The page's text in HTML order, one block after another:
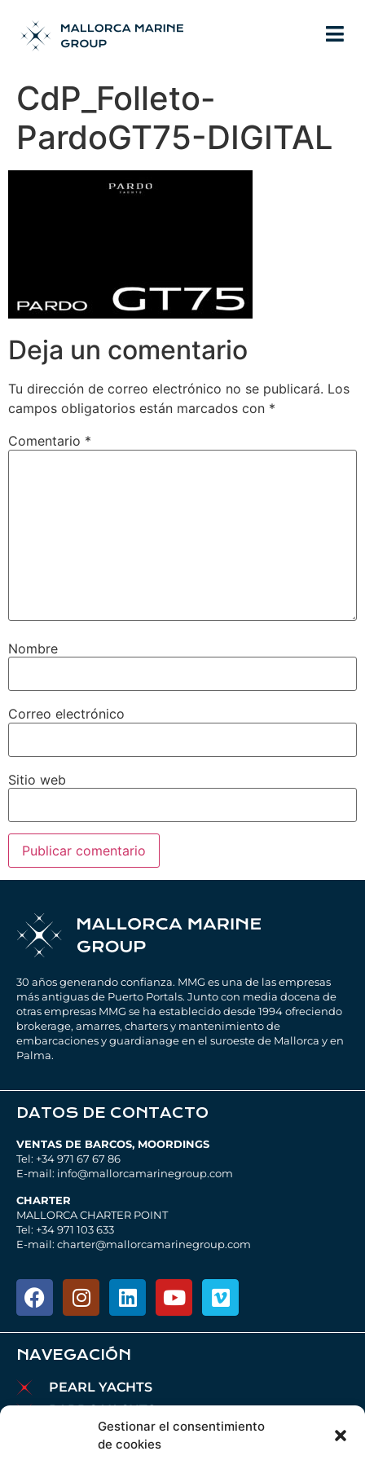
Gestionar el consentimiento
de cookies
CdP_Folleto-
PardoGT75-DIGITAL
Deja un comentario
Tu dirección de correo electrónico no se publicará. Los
campos obligatorios están marcados con *
Comentario *
Nombre
Correo electrónico
Sitio web
30 años generando confianza. MMG es una de las empresas
más antiguas de Puerto Portals. Junto con media docena de
otras empresas MMG se ha establecido desde 1994 ofreciendo
brokerage, amarres, charters y mantenimiento de
embarcaciones y guardianage en el suroeste de Mallorca y en
Palma.
DATOS DE CONTACTO
VENTAS DE BARCOS, MOORDINGS
Tel: +34 971 67 67 86
E-mail: info@mallorcamarinegroup.com
CHARTER
MALLORCA CHARTER POINT
Tel: +34 971 103 633
E-mail: charter@mallorcamarinegroup.com
NAVEGACIÓN
PEARL YACHTS
PARDO YACHTS
MAREX BOATS